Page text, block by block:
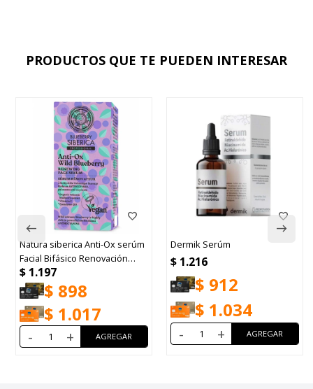
PRODUCTOS QUE TE PUEDEN INTERESAR
Natura siberica Anti-Ox serúm
Facial Bifásico Renovación
30ml.
$ 1.197
$ 898
$ 1.017
- +
Dermik Serúm
$ 1.216
$ 912
$ 1.034
- +